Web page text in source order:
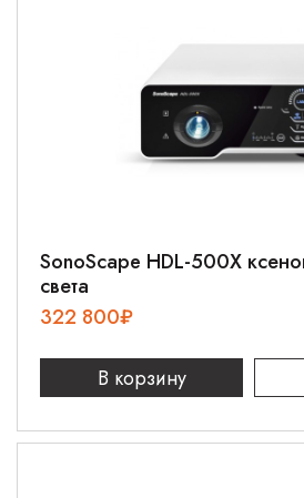
SonoScape HDL-500X
света
322 800₽
В корзину